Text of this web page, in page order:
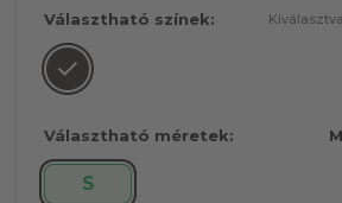
Választható színek:
Választható méretek:
S